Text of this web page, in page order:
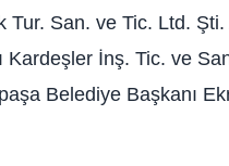
San. ve Tic. Ltd.
İnş. Tic. ve
Belediye Başkanı